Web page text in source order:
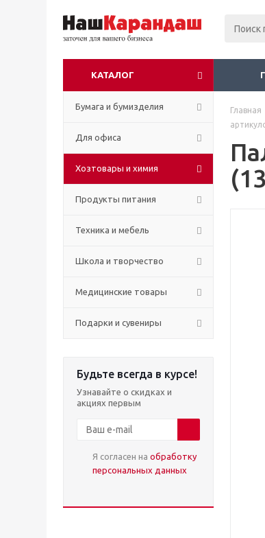
КАТАЛОГ
Бумага и бумизделия
Для офиса
Хозтовары и химия
Продукты питания
Техника и мебель
Школа и творчество
Медицинские товары
Подарки и сувениры
Будьте всегда в курсе!
Узнавайте о скидках и
акциях первым
Я согласен на обработку
персональных данных
Главная